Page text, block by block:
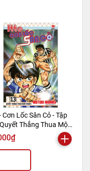
Cơn Lốc Sân Cỏ - Tập
Thắng Thua Một
(Tái Bản 2024)